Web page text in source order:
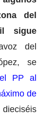
del
sigue
del
se
PP al
de
dieciséis